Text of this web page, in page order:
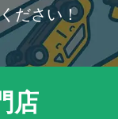
ださい！
店